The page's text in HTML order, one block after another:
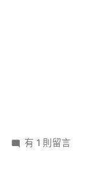
在
有 1 則留言